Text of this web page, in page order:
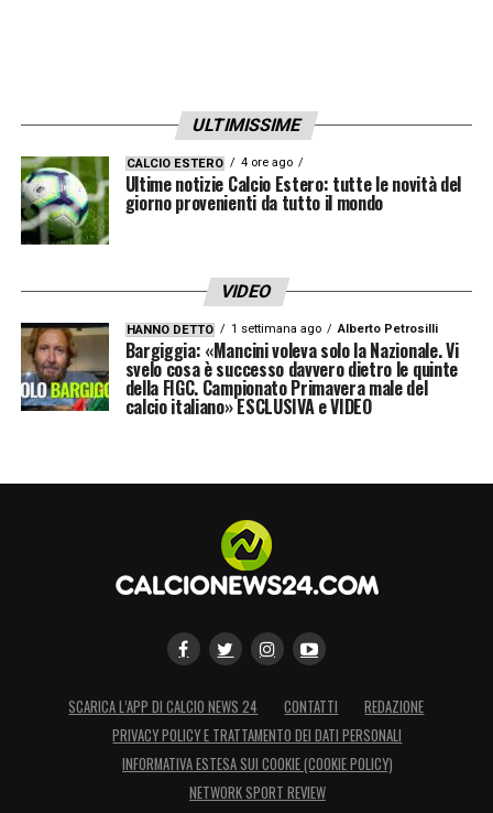
sul mercato ancheKalidou Koulibaly
ritorna su una fascia di prezzo intorno ai
milioni.
LA PLAYLIST DELLE NOSTRE TOP NEWS
ULTIMISSIME
CALCIO ESTERO 4 ore ago
Ultime notizie Calcio Estero: tutte le novità del
giorno provenienti da tutto il mondo
VIDEO
HANNO DETTO 1 settimana ago Alberto Petrosilli
Bargiggia: «Mancini voleva solo la Nazionale. Vi
svelo cosa è successo davvero dietro le quinte
della FIGC. Campionato Primavera male del
calcio italiano» ESCLUSIVA e VIDEO
SCARICA L’APP DI CALCIO NEWS 24 CONTATTI
REDAZIONE
PRIVACY POLICY E TRATTAMENTO DEI DATI PERSONALI
INFORMATIVA ESTESA SUI COOKIE (COOKIE POLICY)
NETWORK SPORT REVIEW